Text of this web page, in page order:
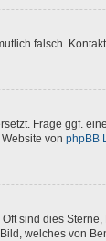
falsch.
Frage ggf.
von phpBB
sind dies
welches von